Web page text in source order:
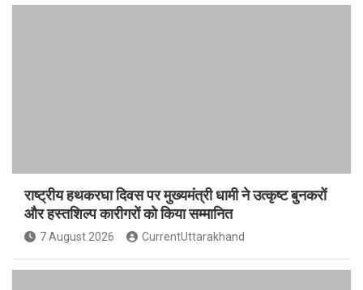
राष्ट्रीय हथकरघा दिवस पर मुख्यमंत्री धामी ने उत्कृष्ट बुनकरों
और हस्तशिल्प कारीगरों को किया सम्मानित
7 August 2026 CurrentUttarakhand